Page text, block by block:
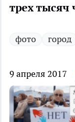
трех тысяч
фото город
9 апреля 2017